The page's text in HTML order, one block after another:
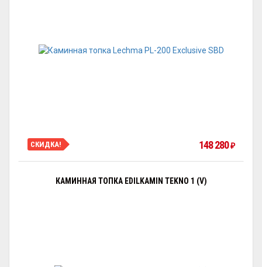
СКИДКА! 148 280₽
КАМИННАЯ ТОПКА EDILKAMIN TEKNO 1 (V)